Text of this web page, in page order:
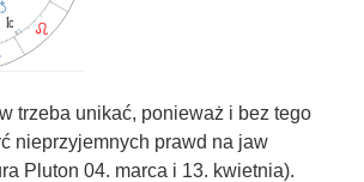
trzeba unikać, ponieważ i bez tego
nieprzyjemnych prawd na jaw
Pluton 04. marca i 13. kwietnia).